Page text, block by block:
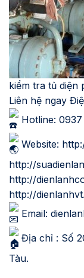
kiểm tra tủ diện
Liên hệ ngay
Hotline:
Website:
http://
http://
http://
Email:
Địa chỉ : Số
Tàu.